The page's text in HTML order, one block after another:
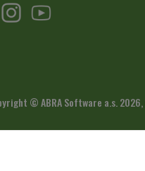
© ABRA Software a.s. 2026,